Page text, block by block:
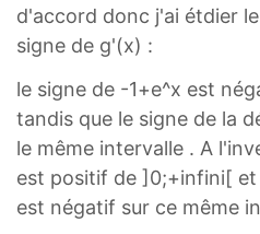
d'accord donc j'ai étdier
signe de g'(x) :
le signe de -1+e^x est
tandis que le signe de la
le même intervalle . A
est positif de ]0;+infini[ et
est négatif sur ce même